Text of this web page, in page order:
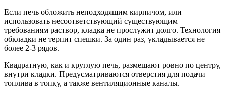
Если печь обложить неподходящим кирпичом, или
использовать несоответствующий существующим
требованиям раствор, кладка не прослужит долго. Технология
обкладки не терпит спешки. За один раз, укладывается не
более 2-3 рядов.
Квадратную, как и круглую печь, размещают ровно по центру,
внутри кладки. Предусматриваются отверстия для подачи
топлива в топку, а также вентиляционные каналы.